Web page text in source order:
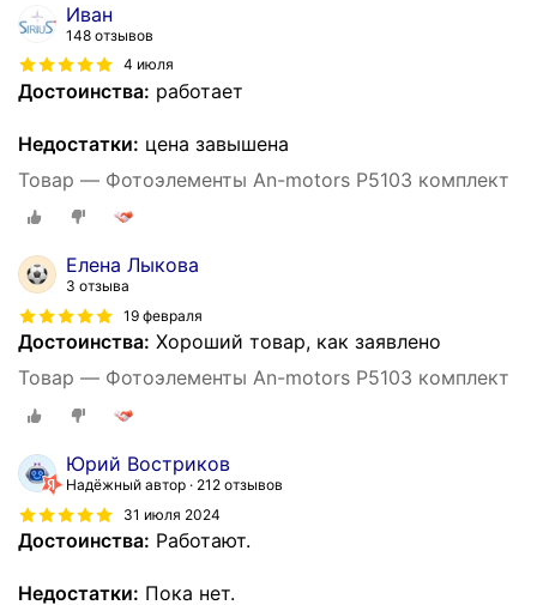
Иван
148 отзывов
4 июля
Достоинства: работает
Недостатки: цена завышена
Товар — Фотоэлементы An-motors P5103 комплект
Елена Лыкова
3 отзыва
19 февраля
Достоинства: Хороший товар, как заявлено
Товар — Фотоэлементы An-motors P5103 комплект
Юрий Востриков
Надёжный автор
212 отзывов
31 июля 2024
Достоинства: Работают.
Недостатки: Пока нет.